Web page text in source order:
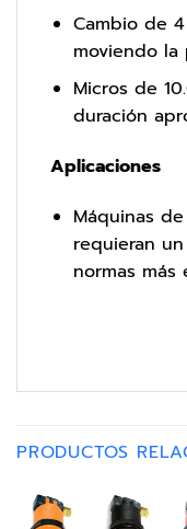
Cambio de
moviendo la
Micros de
duración
Aplicaciones
Máquinas
requieran
normas
PRODUCTOS